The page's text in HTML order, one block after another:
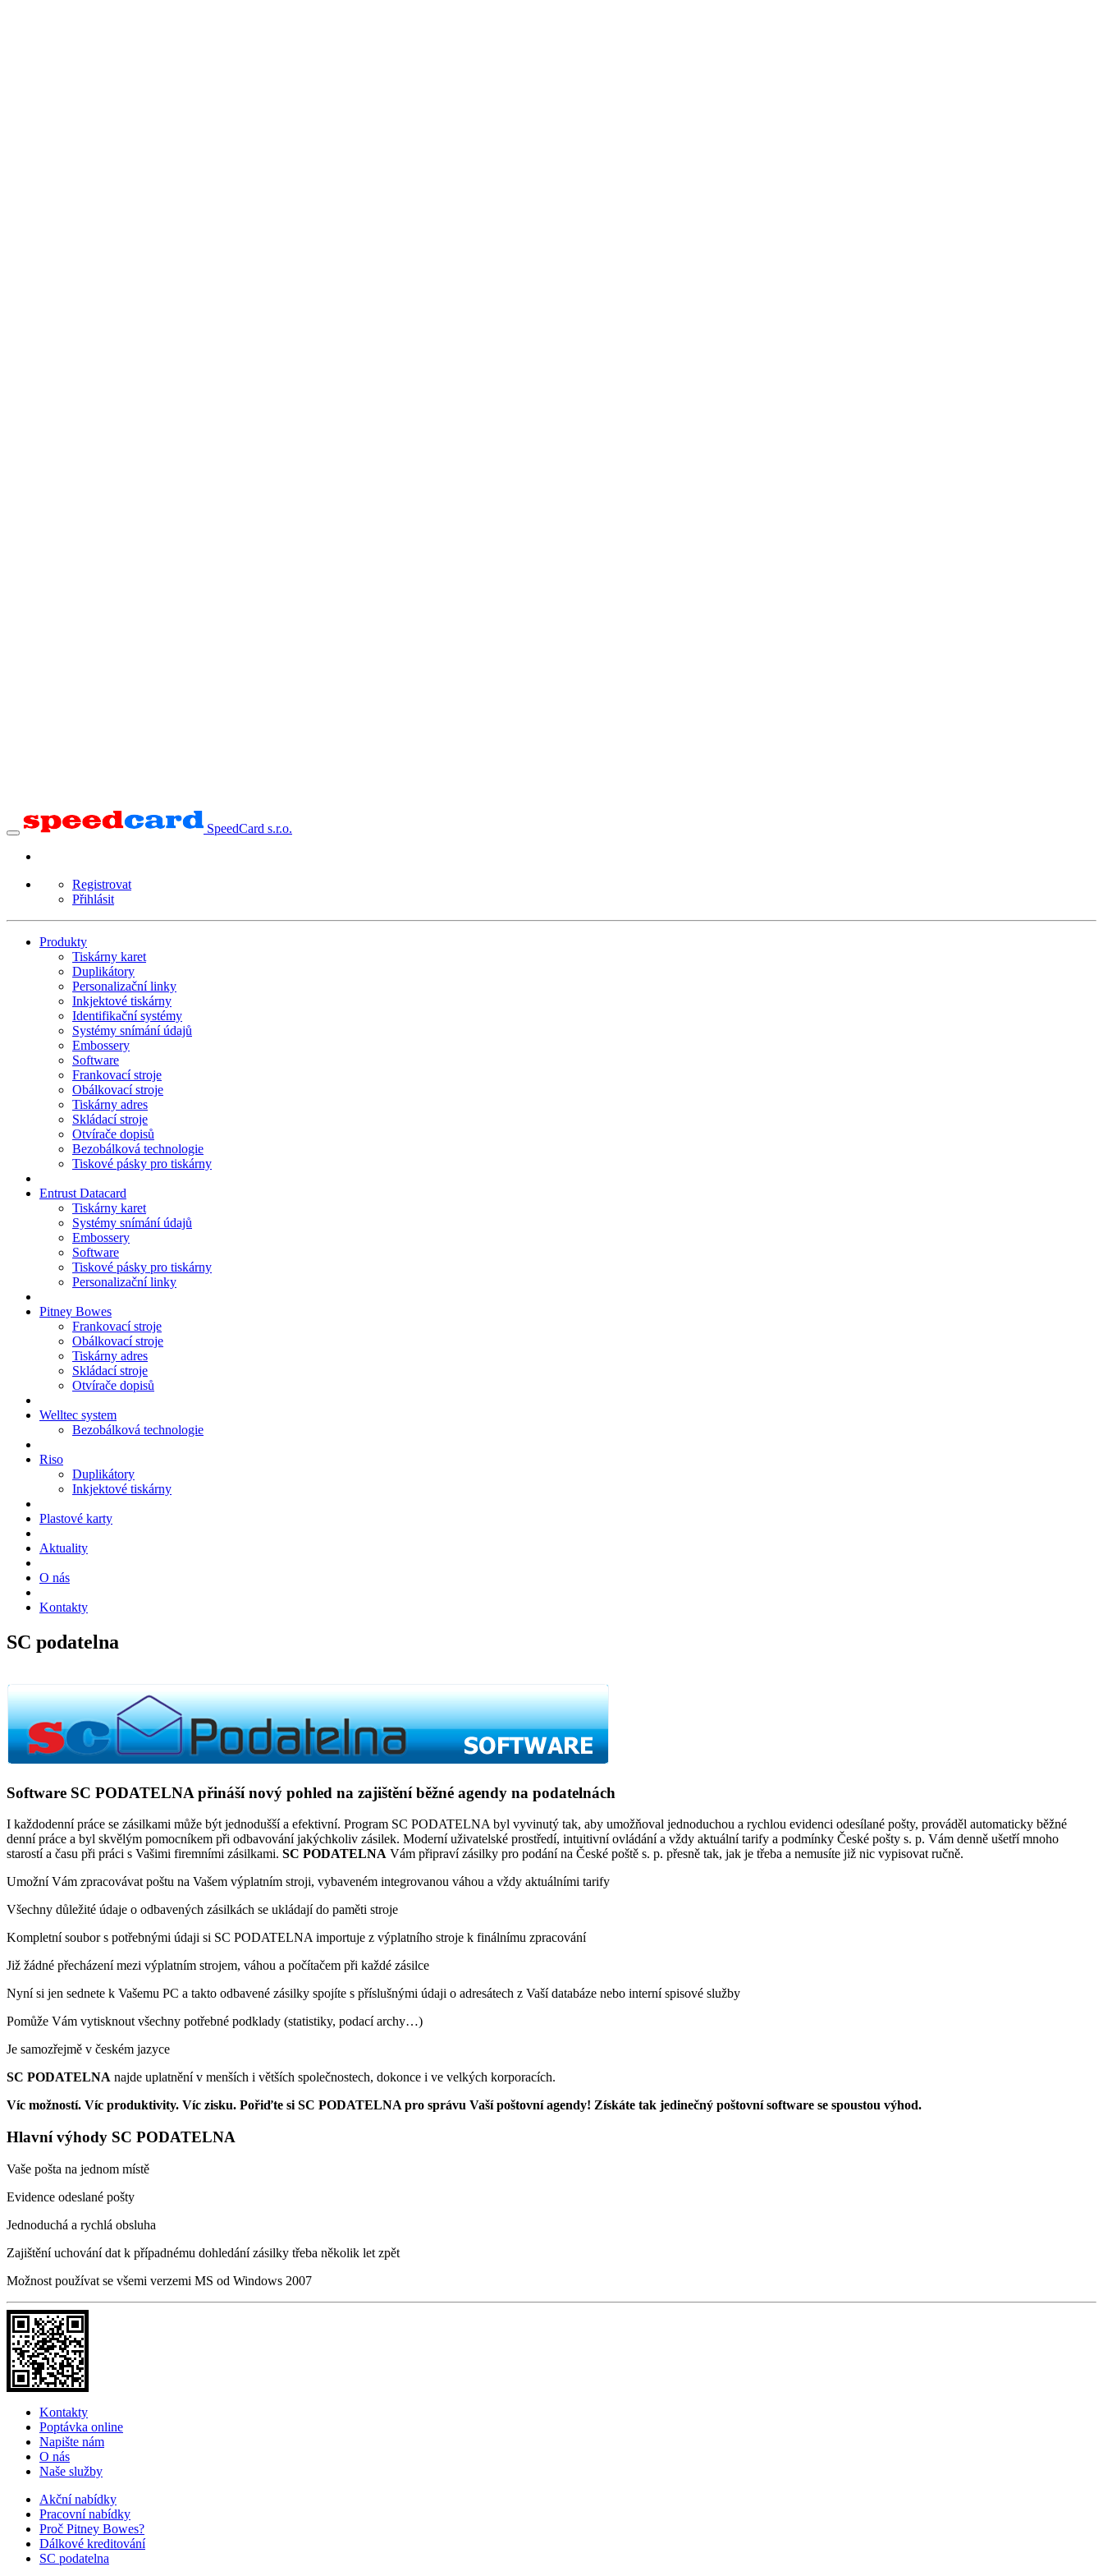
SpeedCard s.r.o.
Registrovat
Přihlásit
Produkty
Tiskárny karet
Duplikátory
Personalizační linky
Inkjektové tiskárny
Identifikační systémy
Systémy snímání údajů
Embossery
Software
Frankovací stroje
Obálkovací stroje
Tiskárny adres
Skládací stroje
Otvírače dopisů
Bezobálková technologie
Tiskové pásky pro tiskárny
Entrust Datacard
Tiskárny karet
Systémy snímání údajů
Embossery
Software
Tiskové pásky pro tiskárny
Personalizační linky
Pitney Bowes
Frankovací stroje
Obálkovací stroje
Tiskárny adres
Skládací stroje
Otvírače dopisů
Welltec system
Bezobálková technologie
Riso
Duplikátory
Inkjektové tiskárny
Plastové karty
Aktuality
O nás
Kontakty
SC podatelna
Software SC PODATELNA přináší nový pohled na zajištění běžné agendy na podatelnách
I každodenní práce se zásilkami může být jednodušší a efektivní. Program SC PODATELNA byl vyvinutý tak, aby umožňoval jednoduchou a rychlou evidenci odesílané pošty, prováděl automaticky běžné
denní práce a byl skvělým pomocníkem při odbavování jakýchkoliv zásilek. Moderní uživatelské prostředí, intuitivní ovládání a vždy aktuální tarify a podmínky České pošty s. p. Vám denně ušetří mnoho
starostí a času při práci s Vašimi firemními zásilkami. SC PODATELNA Vám připraví zásilky pro podání na České poště s. p. přesně tak, jak je třeba a nemusíte již nic vypisovat ručně.
Umožní Vám zpracovávat poštu na Vašem výplatním stroji, vybaveném integrovanou váhou a vždy aktuálními tarify
Všechny důležité údaje o odbavených zásilkách se ukládají do paměti stroje
Kompletní soubor s potřebnými údaji si SC PODATELNA importuje z výplatního stroje k finálnímu zpracování
Již žádné přecházení mezi výplatním strojem, váhou a počítačem při každé zásilce
Nyní si jen sednete k Vašemu PC a takto odbavené zásilky spojíte s příslušnými údaji o adresátech z Vaší databáze nebo interní spisové služby
Pomůže Vám vytisknout všechny potřebné podklady (statistiky, podací archy…)
Je samozřejmě v českém jazyce
SC PODATELNA najde uplatnění v menších i větších společnostech, dokonce i ve velkých korporacích.
Víc možností. Víc produktivity. Víc zisku. Pořiďte si SC PODATELNA pro správu Vaší poštovní agendy! Získáte tak jedinečný poštovní software se spoustou výhod.
Hlavní výhody SC PODATELNA
Vaše pošta na jednom místě
Evidence odeslané pošty
Jednoduchá a rychlá obsluha
Zajištění uchování dat k případnému dohledání zásilky třeba několik let zpět
Možnost používat se všemi verzemi MS od Windows 2007
Kontakty
Poptávka online
Napište nám
O nás
Naše služby
Akční nabídky
Pracovní nabídky
Proč Pitney Bowes?
Dálkové kreditování
SC podatelna